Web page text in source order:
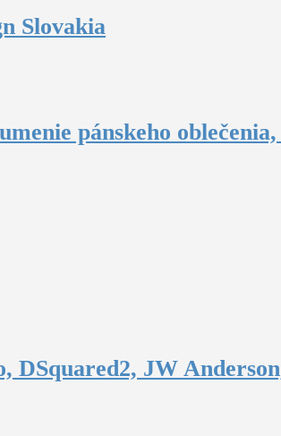
Slovakia
pánskeho
DSquared2, JW